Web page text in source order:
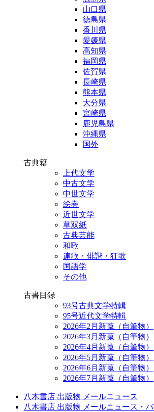
山口県
徳島県
香川県
愛媛県
高知県
福岡県
佐賀県
長崎県
熊本県
大分県
宮崎県
鹿児島県
沖縄県
国外
古典籍
上代文学
中古文学
中世文学
絵巻
近世文学
草双紙
古典芸能
和歌
連歌・俳諧・狂歌
国語学
その他
古書目録
93号古典文学特輯
95号近代文学特輯
2026年2月新蒐（自筆物）
2026年3月新蒐（自筆物）
2026年4月新蒐（自筆物）
2026年5月新蒐（自筆物）
2026年6月新蒐（自筆物）
2026年7月新蒐（自筆物）
八木書店 出版物 メールニュース
八木書店 出版物 メールニュース・